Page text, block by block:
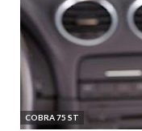
COBRA 75 ST